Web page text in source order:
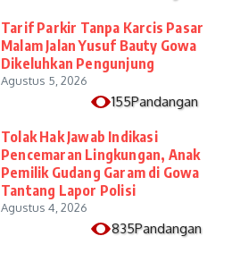
Tarif Parkir Tanpa Karcis Pasar
Malam Jalan Yusuf Bauty Gowa
Dikeluhkan Pengunjung
Agustus 5, 2026
155Pandangan
Tolak Hak Jawab Indikasi
Pencemaran Lingkungan, Anak
Pemilik Gudang Garam di Gowa
Tantang Lapor Polisi
Agustus 4, 2026
835Pandangan